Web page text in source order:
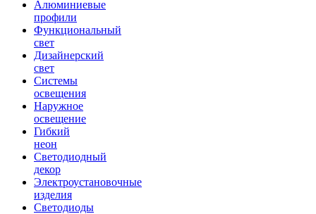
Алюминиевые
профили
Функциональный
свет
Дизайнерский
свет
Системы
освещения
Наружное
освещение
Гибкий
неон
Светодиодный
декор
Электроустановочные
изделия
Светодиоды